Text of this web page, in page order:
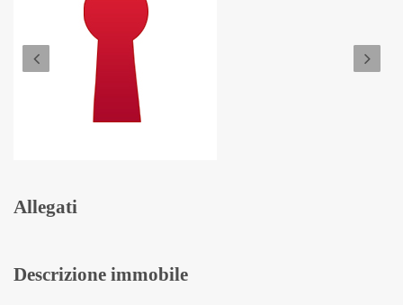
Allegati
Descrizione immobile